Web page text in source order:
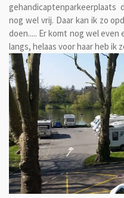
nog wel vrij. Daar kan ik zo
doen..... Er komt nog wel
langs, helaas voor haar heb ik